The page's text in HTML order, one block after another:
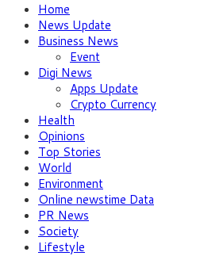
Home
News Update
Business News
Event
Digi News
Apps Update
Crypto Currency
Health
Opinions
Top Stories
World
Environment
Online newstime Data
PR News
Society
Lifestyle